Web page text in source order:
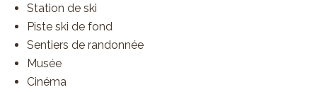
Station de ski
Piste ski de fond
Sentiers de randonnée
Musée
Cinéma